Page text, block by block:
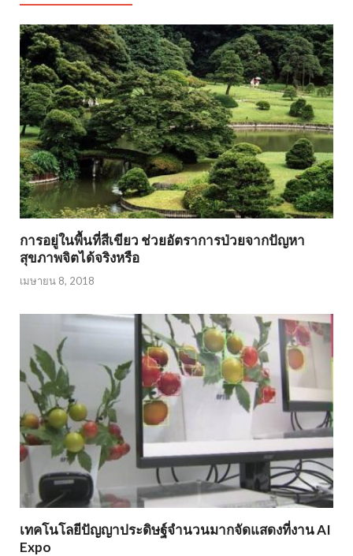
การอยู่ในพื้นที่สีเขียว ช่วยอัตราการป่วยจากปัญหา
สุขภาพจิตได้จริงหรือ
เมษายน 8, 2018
เทคโนโลยีปัญญาประดิษฐ์จำนวนมากจัดแสดงที่งาน AI
Expo